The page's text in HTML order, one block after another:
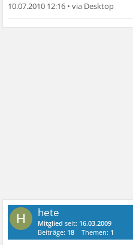
10.07.2010 12:16 •
H hete
Mitglied seit: 16.03.2009
Beiträge: 18 Themen: 1